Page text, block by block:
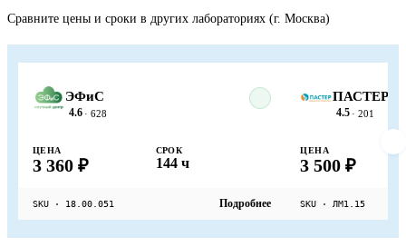
Сравните цены и сроки в других лабораториях (г. Москва)
ЭФиС
4.6 · 628
ЦЕНА
3 360 ₽
СРОК
144 ч
SKU · 18.00.051 Подробнее
ПАСТЕР
4.5 · 201
ЦЕНА
3 500 ₽
SKU · ЛМ1.15